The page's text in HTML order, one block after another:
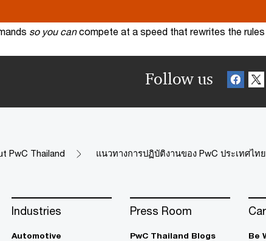
so you can compete at a speed that rewrites the rules
Follow us
PwC Thailand แนวทางการปฏิบัติงานของ PwC ประเทศไ
Industries
Automotive
Press Room
PwC Thailand Blogs Be